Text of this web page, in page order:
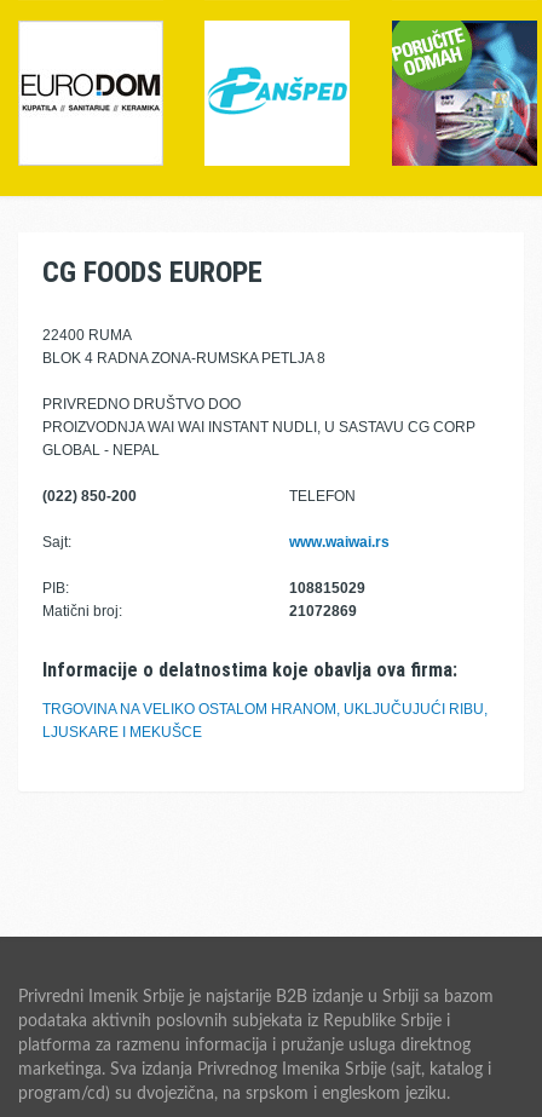
CG FOODS EUROPE
22400 RUMA
BLOK 4 RADNA ZONA-RUMSKA PETLJA 8
PRIVREDNO DRUŠTVO DOO
PROIZVODNJA WAI WAI INSTANT NUDLI, U SASTAVU CG CORP
GLOBAL - NEPAL
(022) 850-200 TELEFON
Sajt: www.waiwai.rs
PIB:
108815029
Matični broj:
21072869
Informacije o delatnostima koje obavlja ova firma:
TRGOVINA NA VELIKO OSTALOM HRANOM, UKLJUČUJUĆI RIBU,
LJUSKARE I MEKUŠCE
Privredni Imenik Srbije je najstarije B2B izdanje u Srbiji sa bazom
podataka aktivnih poslovnih subjekata iz Republike Srbije i
platforma za razmenu informacija i pružanje usluga direktnog
marketinga. Sva izdanja Privrednog Imenika Srbije (sajt, katalog i
program/cd) su dvojezična, na srpskom i engleskom jeziku.